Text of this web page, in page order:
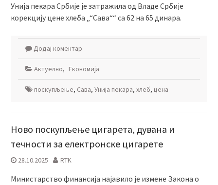
Унија пекара Србије је затражила од Владе Србије
корекцију цене хлеба „“Сава““ са 62 на 65 динара.
Додај коментар
Актуелно, Економија
поскупљење, Сава, Унија пекара, хлеб, цена
Ново поскупљење цигарета, дувана и
течности за електронске цигарете
28.10.2025 RTK
Министарство финансија најавило је измене Закона о